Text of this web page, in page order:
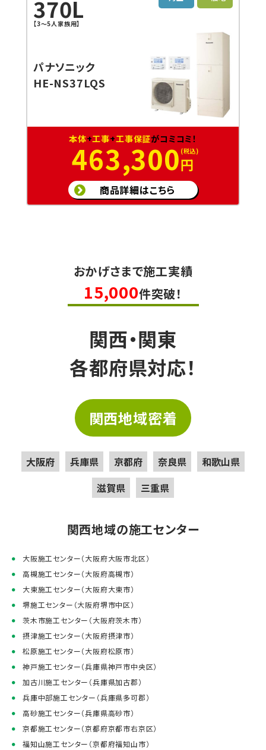
370L
【3～5人家族用】
パナソニック
HE-NS37LQS
本体+工事+工事保証がコミコミ！
463,300円
商品詳細はこちら
おかげさまで施工実績
15,000件突破！
関西・関東
各都府県対応！
関西地域密着
大阪府 兵庫県 京都府 奈良県
和歌山県
滋賀県
三重県
関西地域の施工センター
大阪施工センター（大阪府大阪市北区）
高槻施工センター（大阪府高槻市）
大東施工センター（大阪府大東市）
堺施工センター（大阪府堺市中区）
茨木市施工センター（大阪府茨木市）
摂津施工センター（大阪府摂津市）
松原施工センター（大阪府松原市）
神戸施工センター（兵庫県神戸市中央区）
加古川施工センター（兵庫県加古郡）
兵庫中部施工センター（兵庫県多可郡）
高砂施工センター（兵庫県高砂市）
京都施工センター（京都府京都市右京区）
福知山施工センター（京都府福知山市）